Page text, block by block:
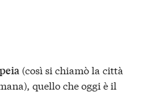
(così si chiamò la città
quello che oggi è il